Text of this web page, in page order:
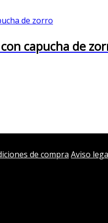
capucha de
de compra Aviso